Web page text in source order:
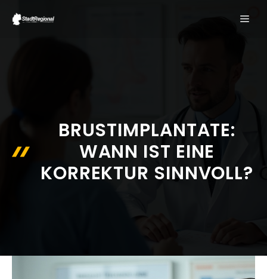
Inhalt
BRUSTIMPLANTATE:
WANN IST EINE
KORREKTUR SINNVOLL?